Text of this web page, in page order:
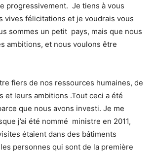
progressivement. Je tiens à vous
vives félicitations et je voudrais vous
sommes un petit pays, mais que nous
ambitions, et nous voulons être
fiers de nos ressources humaines, de
et leurs ambitions .Tout ceci a été
que nous avons investi. Je me
j’ai été nommé ministre en 2011,
étaient dans des bâtiments
personnes qui sont de la première